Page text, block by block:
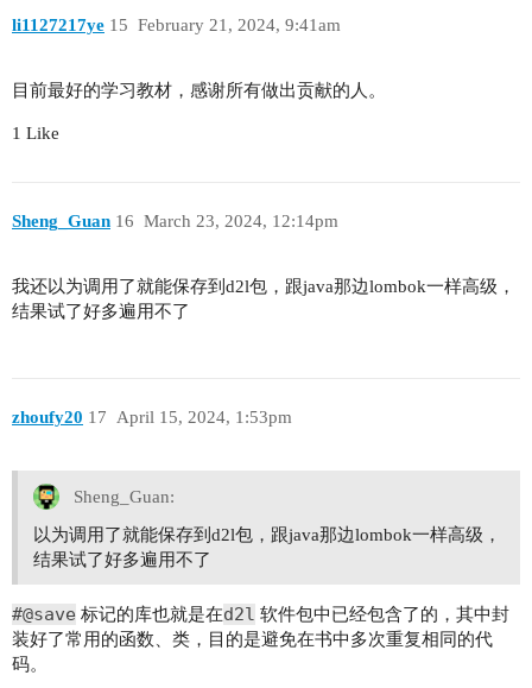
li1127217ye February 21, 2024, 9:41am
15
目前最好的学习教材，感谢所有做出贡献的人。
1 Like
Sheng_Guan March 23, 2024, 12:14pm
16
我还以为调用了就能保存到d2l包，跟java那边lombok一样高级，
结果试了好多遍用不了
zhoufy20 April 15, 2024, 1:53pm
17
Sheng_Guan:
以为调用了就能保存到d2l包，跟java那边lombok一样高级，
结果试了好多遍用不了
#@save 标记的库也就是在d2l 软件包中已经包含了的，其中封
装好了常用的函数、类，目的是避免在书中多次重复相同的代
码。